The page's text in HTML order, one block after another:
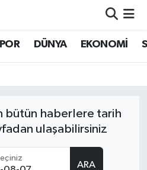
DÜNYA EKONOMİ
bütün haberlere tarih
ulaşabilirsiniz
ARA
ve Fikstür